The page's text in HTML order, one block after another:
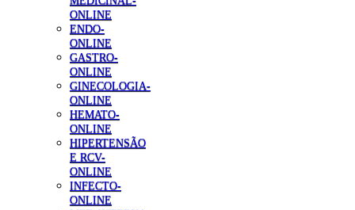
ONLINE
ENDO-
ONLINE
GASTRO-
ONLINE
GINECOLOGIA-
ONLINE
HEMATO-
ONLINE
HIPERTENSÃO
E RCV-
ONLINE
INFECTO-
ONLINE